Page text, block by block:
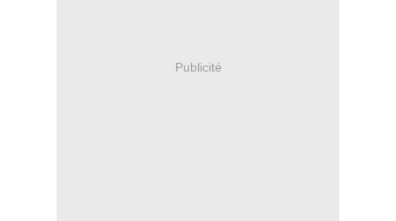
Publicité